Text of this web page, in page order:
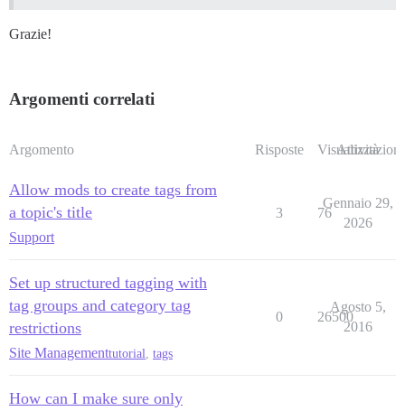
Grazie!
Argomenti correlati
Argomento Risposte Visualizzazioni
Attività
Allow mods to create tags from
a topic's title
Support
3 76
Gennaio 29,
2026
Set up structured tagging with
tag groups and category tag
restrictions
Site Managementtutorial tags
0 26500
Agosto 5,
2016
How can I make sure only